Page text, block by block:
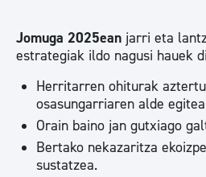
Jomuga 2025ean jarri eta
estrategiak ildo nagusi hauek
Herritarren ohiturak
osasungarriaren alde
Orain baino jan gutxiago
Bertako nekazaritza
sustatzea.